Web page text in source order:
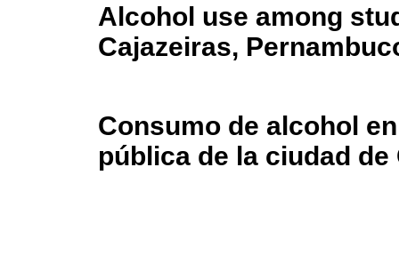
Alcohol use among
Cajazeiras,
Consumo de alcohol
pública de la ciudad de